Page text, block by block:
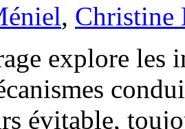
, Christine
explore les
évitable,